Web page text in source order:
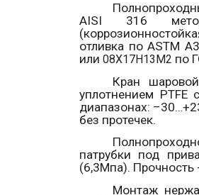
AISI 316
отливка по ASTM
или08Х17Н13М2 по
Кран
уплотнением PTFE
диапазонах:
без протечек.
патрубки под
(6,3Мпа). Прочность
Монтаж